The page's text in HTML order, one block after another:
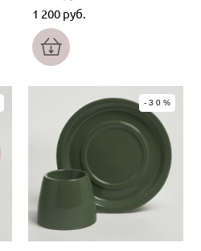
1 200 pуб.
-30%